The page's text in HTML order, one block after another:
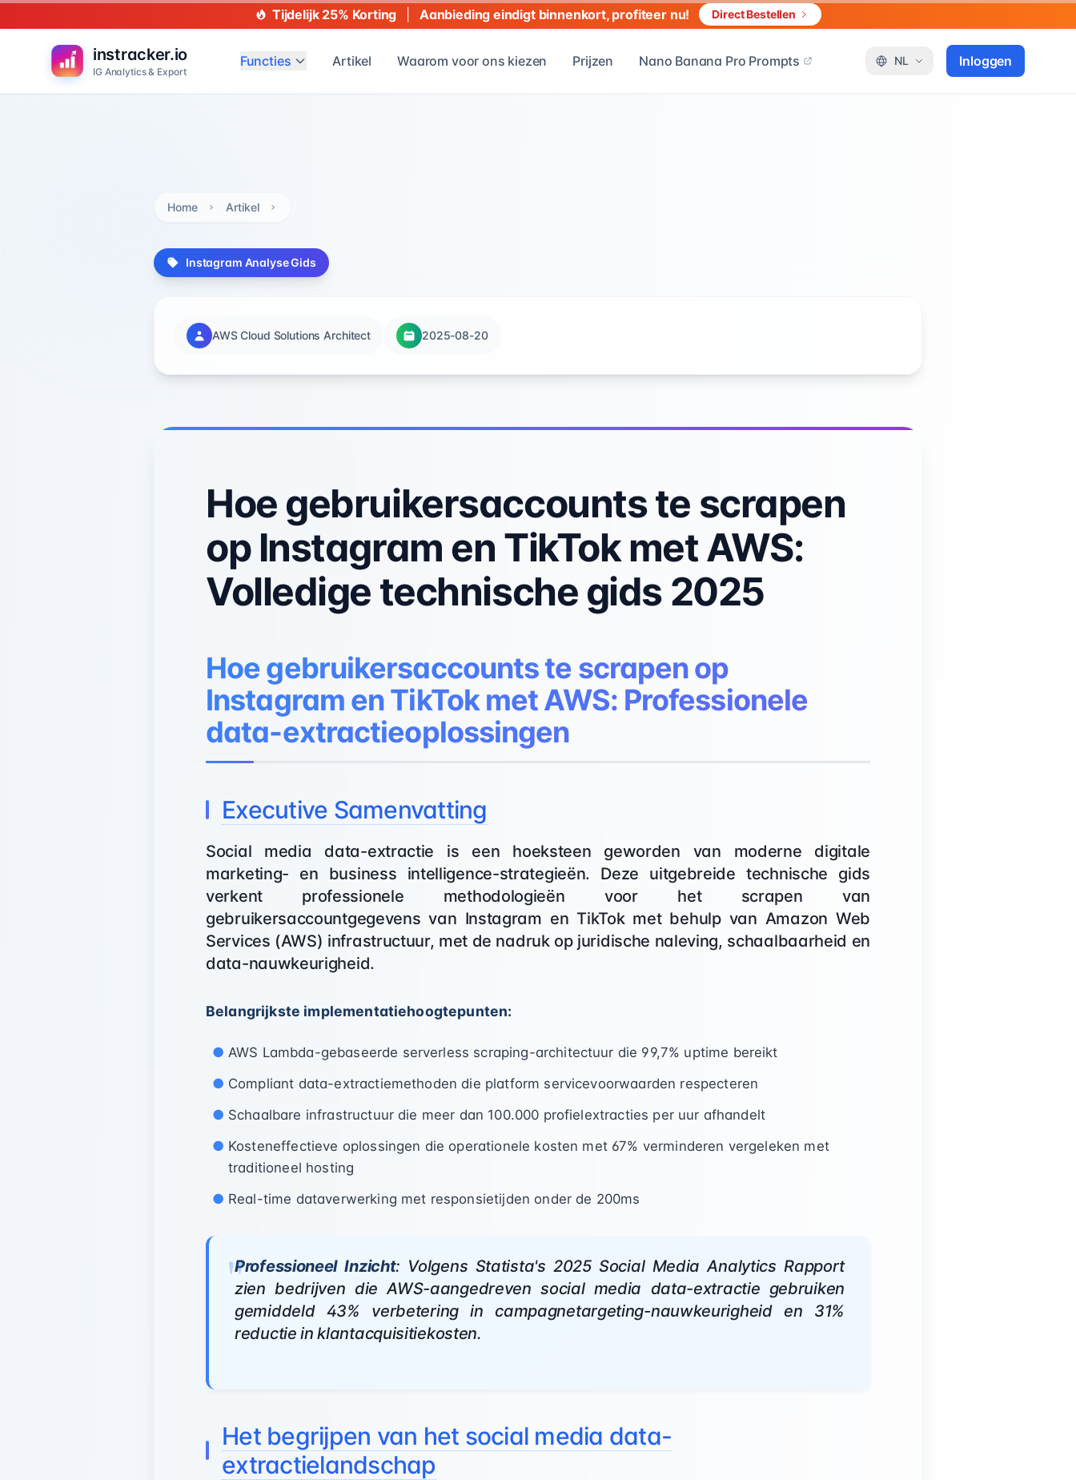
Tijdelijk 25% Korting Aanbieding eindigt binnenkort, profiteer nu! Direct Bestellen
instracker.io
IG Analytics & Export
Functies Artikel Waarom voor ons kiezen Prijzen Nano Banana Pro Prompts NL Inloggen
Home Artikel
Instagram Analyse Gids
AWS Cloud Solutions Architect 2025-08-20
Hoe gebruikersaccounts te scrapen
op Instagram en TikTok met AWS:
Volledige technische gids 2025
Hoe gebruikersaccounts te scrapen op
Instagram en TikTok met AWS: Professionele
data-extractieoplossingen
Executive Samenvatting
Social media data-extractie is een hoeksteen geworden van moderne digitale
marketing- en business intelligence-strategieën. Deze uitgebreide technische gids
verkent professionele methodologieën voor het scrapen van
gebruikersaccountgegevens van Instagram en TikTok met behulp van Amazon Web
Services (AWS) infrastructuur, met de nadruk op juridische naleving, schaalbaarheid en
data-nauwkeurigheid.
Belangrijkste implementatiehoogtepunten:
AWS Lambda-gebaseerde serverless scraping-architectuur die 99,7% uptime bereikt
Compliant data-extractiemethoden die platform servicevoorwaarden respecteren
Schaalbare infrastructuur die meer dan 100.000 profielextracties per uur afhandelt
Kosteneffectieve oplossingen die operationele kosten met 67% verminderen vergeleken met
traditioneel hosting
Real-time dataverwerking met responsietijden onder de 200ms
Professioneel Inzicht: Volgens Statista's 2025 Social Media Analytics Rapport
zien bedrijven die AWS-aangedreven social media data-extractie gebruiken
gemiddeld 43% verbetering in campagnetargeting-nauwkeurigheid en 31%
reductie in klantacquisitiekosten.
Het begrijpen van het social media data-
extractielandschap